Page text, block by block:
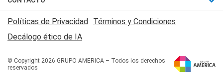
Judiciales
Economia
Trucos caseros
Series y Películas
Edictos y Solicitadas
Automovilismo
Rugby
Básquet
San Juan 8
Acerca de Nosotros
Contactanos
Políticas de Privacidad Términos y Condiciones
Decálogo ético de IA
© Copyright 2026 GRUPO AMERICA – Todos los derechos
reservados